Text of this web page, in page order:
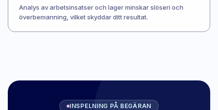
Analys av arbetsinsatser och lager minskar slöseri och
överbemanning, vilket skyddar ditt resultat.
INSPELNING PÅ BEGÄRAN